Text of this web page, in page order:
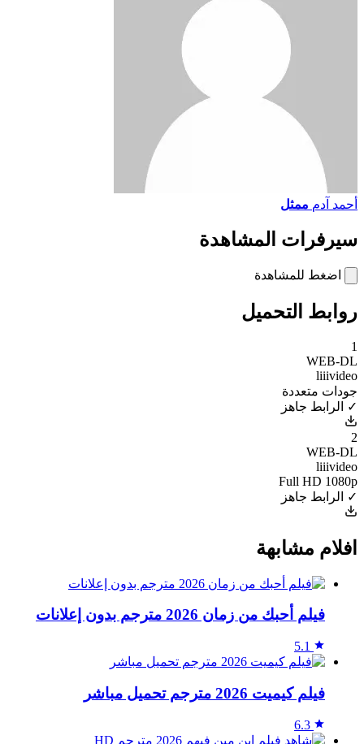
أحمد آدم ممثل
سيرفرات المشاهدة
اضغط للمشاهدة
روابط التحميل
1
WEB-DL
liiivideo
جودات متعددة
✓ الرابط جاهز
2
WEB-DL
liiivideo
Full HD 1080p
✓ الرابط جاهز
افلام مشابهة
فيلم أحبك من زمان 2026 مترجم بدون إعلانات
5.1
فيلم كيميت 2026 مترجم تحميل مباشر
6.3